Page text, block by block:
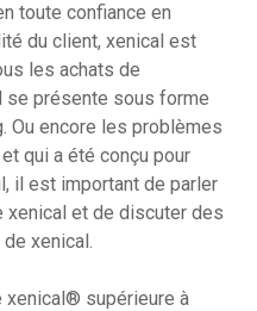
toute confiance en
du client, xenical est
les achats de
se présente sous forme
Ou encore les problèmes
qui a été conçu pour
il est important de parler
xenical et de discuter des
xenical.
xenical® supérieure à